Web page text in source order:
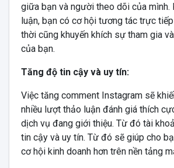
giữa bạn và người theo dõi của mình.
luận, bạn có cơ hội tương tác trực
thời cũng khuyến khích sự tham gia
của bạn.
Tăng độ tin cậy và uy tín:
Việc tăng comment Instagram sẽ
nhiều lượt thảo luận đánh giá thích
dịch vụ đang giới thiệu. Từ đó tài
tin cậy và uy tín. Từ đó sẽ giúp cho
cơ hội kinh doanh hơn trên nền tảng